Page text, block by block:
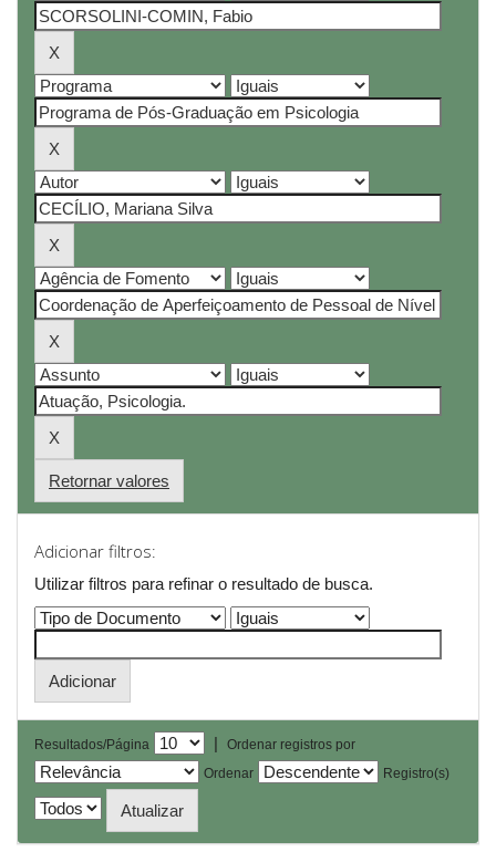
Retornar valores
Adicionar filtros:
Utilizar filtros para refinar o resultado de busca.
Resultados/Página |
Ordenar registros por
Ordenar
Registro(s)